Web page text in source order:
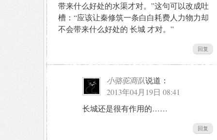
带来什么好处的水渠才对。”这句可以改成吐
槽：“应该让秦修筑一条白白耗费人力物力却
不会带来什么好处的 长城 才对。”
回复
小骆驼商队说道：
2013年04月19日 08:41
长城还是很有作用的……
回复